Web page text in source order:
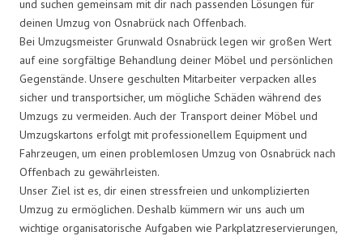
und suchen gemeinsam mit dir nach passenden Lösungen für
deinen Umzug von Osnabrück nach Offenbach.
Bei Umzugsmeister Grunwald Osnabrück legen wir großen Wert
auf eine sorgfältige Behandlung deiner Möbel und persönlichen
Gegenstände. Unsere geschulten Mitarbeiter verpacken alles
sicher und transportsicher, um mögliche Schäden während des
Umzugs zu vermeiden. Auch der Transport deiner Möbel und
Umzugskartons erfolgt mit professionellem Equipment und
Fahrzeugen, um einen problemlosen Umzug von Osnabrück nach
Offenbach zu gewährleisten.
Unser Ziel ist es, dir einen stressfreien und unkomplizierten
Umzug zu ermöglichen. Deshalb kümmern wir uns auch um
wichtige organisatorische Aufgaben wie Parkplatzreservierungen,